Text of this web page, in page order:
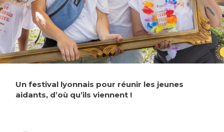
Un festival lyonnais pour réunir les jeunes
aidants, d’où qu’ils viennent !